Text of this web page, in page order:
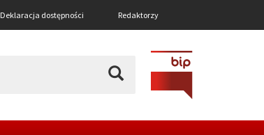
Deklaracja dostępności Redaktorzy